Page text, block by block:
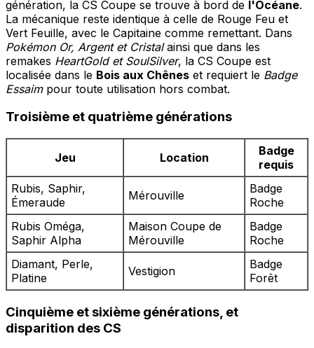
génération, la CS Coupe se trouve à bord de l'Océane.
La mécanique reste identique à celle de Rouge Feu et
Vert Feuille, avec le Capitaine comme remettant. Dans
Pokémon Or, Argent et Cristalainsi que dans les
remakes HeartGold et SoulSilver, la CS Coupe est
localisée dans le Bois aux Chênes et requiert le Badge
Essaimpour toute utilisation hors combat.
Troisième et quatrième générations
Jeu Location
Badge
requis
Rubis, Saphir,
Émeraude
Mérouville
Badge
Roche
Rubis Oméga,
Saphir Alpha
Maison Coupe de
Mérouville
Badge
Roche
Diamant, Perle,
Platine
Vestigion
Badge
Forêt
Cinquième et sixième générations, et
disparition des CS